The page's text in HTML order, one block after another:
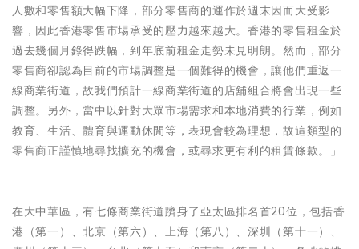
人數和零售額大幅下降，部分零售商的運作於週末因而大受影
響，因此香港零售市場承受的壓力越來越大。香港的零售租金於
過去幾個月錄得跌幅，到年底前租金走勢未見明朗。然而，部分
零售商卻認為目前的市場調整是一個難得的機會，讓他們重返一
線商業街道，故我們預計一線商業街道的店舖組合將會出現一些
調整。另外，當中以針對大眾市場需求和本地消費的行業，例如
教育、生活、體育與運動休閒等，表現會較為理想，故這類型的
零售商正謹慎地尋找擴充的機會，或尋求更有利的租賃條款。」
在大中華區，有七條商業街道躋身了亞太區排名首20位，包括香
港（第一）、北京（第六）、上海（第八）、深圳（第十一）、